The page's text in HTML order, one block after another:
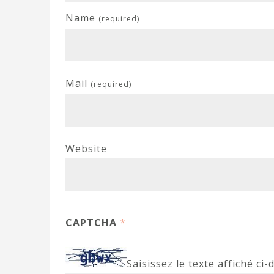
Name (required)
Mail (required)
Website
CAPTCHA *
Saisissez le texte affiché ci-